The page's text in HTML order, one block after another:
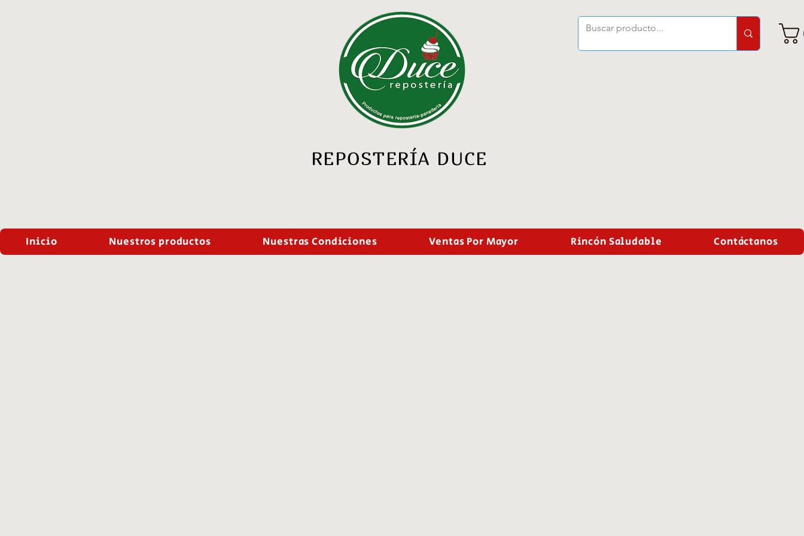
REPOSTERÍA DUCE
Inicio Nuestros productos Nuestras Condiciones Ventas Por Mayor Rincón Saludable Contáctanos